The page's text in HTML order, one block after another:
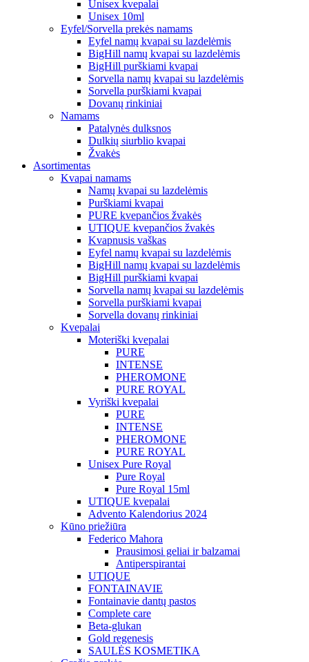
Unisex kvepalai
Unisex 10ml
Eyfel/Sorvella prekės namams
Eyfel namų kvapai su lazdelėmis
BigHill namų kvapai su lazdelėmis
BigHill purškiami kvapai
Sorvella namų kvapai su lazdelėmis
Sorvella purškiami kvapai
Dovanų rinkiniai
Namams
Patalynės dulksnos
Dulkių siurblio kvapai
Žvakės
Asortimentas
Kvapai namams
Namų kvapai su lazdelėmis
Purškiami kvapai
PURE kvepančios žvakės
UTIQUE kvepančios žvakės
Kvapnusis vaškas
Eyfel namų kvapai su lazdelėmis
BigHill namų kvapai su lazdelėmis
BigHill purškiami kvapai
Sorvella namų kvapai su lazdelėmis
Sorvella purškiami kvapai
Sorvella dovanų rinkiniai
Kvepalai
Moteriški kvepalai
PURE
INTENSE
PHEROMONE
PURE ROYAL
Vyriški kvepalai
PURE
INTENSE
PHEROMONE
PURE ROYAL
Unisex Pure Royal
Pure Royal
Pure Royal 15ml
UTIQUE kvepalai
Advento Kalendorius 2024
Kūno priežiūra
Federico Mahora
Prausimosi geliai ir balzamai
Antiperspirantai
UTIQUE
FONTAINAVIE
Fontainavie dantų pastos
Complete care
Beta-glukan
Gold regenesis
SAULĖS KOSMETIKA